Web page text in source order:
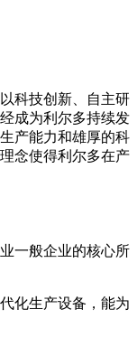
科技创新、自主研
成为利尔多持续发
产能力和雄厚的科
念使得利尔多在产
一般企业的核心所
化生产设备，能为